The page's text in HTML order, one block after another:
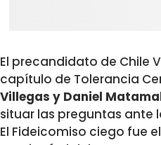
El precandidato de Chile
capítulo de Tolerancia
Villegas y Daniel
situar las preguntas ante
El Fideicomiso ciego fue